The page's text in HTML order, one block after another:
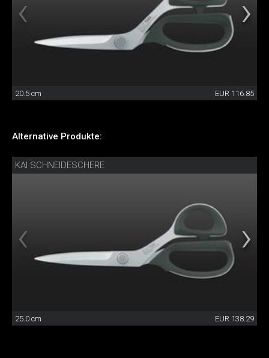
20.5 cm EUR 116.85
Alternative Produkte:
KAI SCHNEIDESCHERE
25.0 cm EUR 138.29